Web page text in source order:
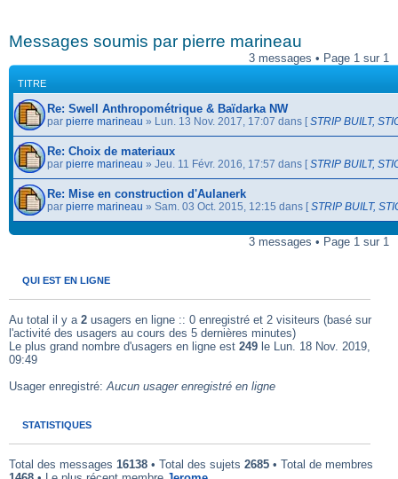
Messages soumis par pierre marineau
3 messages • Page 1 sur 1
TITRE
Re: Swell Anthropométrique & Baïdarka NW
par pierre marineau » Lun. 13 Nov. 2017, 17:07 dans [STRIP BUILT,
Re: Choix de materiaux
par pierre marineau » Jeu. 11 Févr. 2016, 17:57 dans [STRIP BUILT,
Re: Mise en construction d'Aulanerk
par pierre marineau » Sam. 03 Oct. 2015, 12:15 dans [STRIP BUILT,
3 messages • Page 1 sur 1
QUI EST EN LIGNE
Au total il y a 2 usagers en ligne :: 0 enregistré et 2 visiteurs (basé sur
l'activité des usagers au cours des 5 dernières minutes)
Le plus grand nombre d'usagers en ligne est 249 le Lun. 18 Nov. 2019,
09:49
Usager enregistré:Aucun usager enregistré en ligne
STATISTIQUES
Total des messages 16138 • Total des sujets 2685 • Total de membres